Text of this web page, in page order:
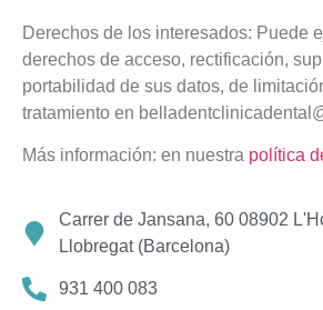
Derechos de los interesados: Puede
derechos de acceso, rectificación,
portabilidad de sus datos, de
tratamiento en
Más información: en nuestra política
Carrer de Jansana, 60 08902
Llobregat (Barcelona)
931 400 083